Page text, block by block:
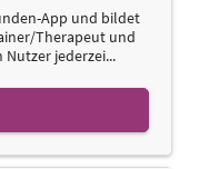
App und bildet
Therapeut und
jederzei...